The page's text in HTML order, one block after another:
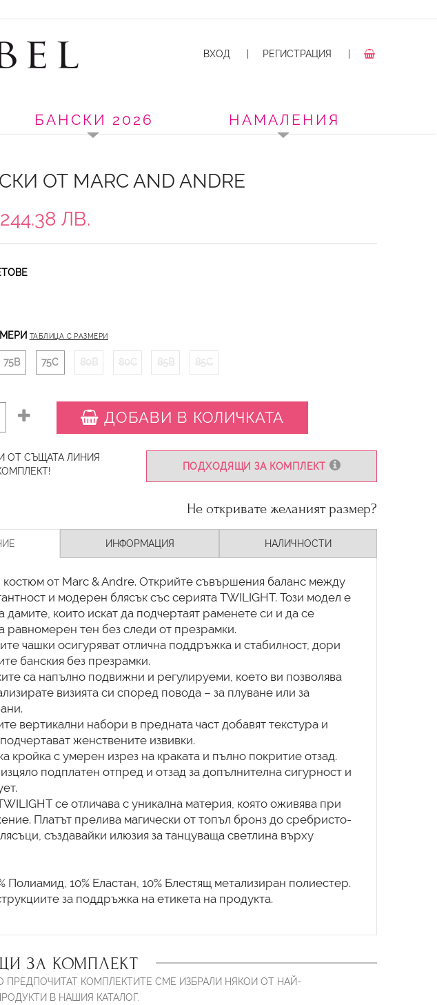
ВХОД РЕГИСТРАЦИЯ
БАНСКИ 2026 НАМАЛЕНИЯ
ОТ MARC AND ANDRE
ЛВ.
ТАБЛИЦА С РАЗМЕРИ
75B 75C 80B 80C 85B 85C
ДОБАВИ В КОЛИЧКАТА
ПОДХОДЯЩИ ЗА КОМПЛЕКТ
ОТ СЪЩАТА ЛИНИЯ
Не откривате желаният размер?
ИНФОРМАЦИЯ НАЛИЧНОСТИ
костюм от Marc & Andre. Открийте съвършения баланс между
и модерен блясък със серията TWILIGHT. Този модел е
дамите, които искат да подчертаят раменете си и да се
равномерен тен без следи от презрамки.
чашки осигуряват отлична поддръжка и стабилност, дори
банския без презрамки.
са напълно подвижни и регулируеми, което ви позволява
визията си според повода – за плуване или за
вертикални набори в предната част добавят текстура и
женствените извивки.
кройка с умерен изрез на краката и пълно покритие отзад.
подплатен отпред и отзад за допълнителна сигурност и
се отличава с уникална материя, която оживява при
Платът прелива магически от топъл бронз до сребристо-
създавайки илюзия за танцуваща светлина върху
Полиамид, 10% Еластан, 10% Блестящ метализиран полиестер.
*Вижте инструкциите за поддръжка на етикета на продукта.
ЗА КОМПЛЕКТ
ПРЕДПОЧИТАТ КОМПЛЕКТИТЕ СМЕ ИЗБРАЛИ НЯКОИ ОТ НАЙ-
В НАШИЯ КАТАЛОГ.